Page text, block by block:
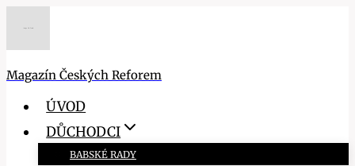
Magazín Českých Reforem
ÚVOD
DŮCHODCI
BABSKÉ RADY